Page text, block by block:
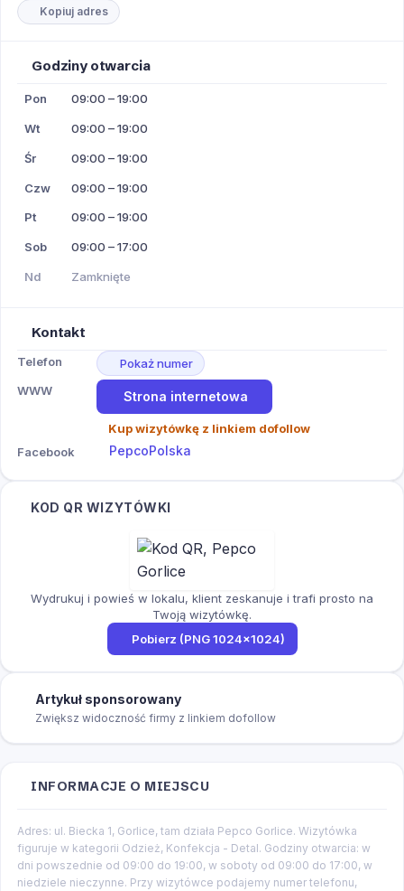
Kopiuj adres
Godziny otwarcia
Pon 09:00 – 19:00
Wt 09:00 – 19:00
Śr 09:00 – 19:00
Czw 09:00 – 19:00
Pt 09:00 – 19:00
Sob 09:00 – 17:00
Nd Zamknięte
Kontakt
Telefon
Pokaż numer
WWW
Strona internetowa
Kup wizytówkę z linkiem dofollow
Facebook
PepcoPolska
KOD QR WIZYTÓWKI
Wydrukuj i powieś w lokalu, klient zeskanuje i trafi prosto na
Twoją wizytówkę.
Pobierz (PNG 1024×1024)
Artykuł sponsorowany
Zwiększ widoczność firmy z linkiem dofollow
INFORMACJE O MIEJSCU
Adres: ul. Biecka 1, Gorlice, tam działa Pepco Gorlice. Wizytówka
figuruje w kategorii Odzież, Konfekcja - Detal. Godziny otwarcia: w
dni powszednie od 09:00 do 19:00, w soboty od 09:00 do 17:00, w
niedziele nieczynne. Przy wizytówce podajemy numer telefonu,